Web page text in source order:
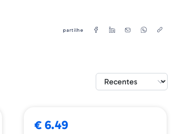
partilhe
€ 6.49